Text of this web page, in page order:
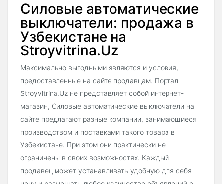
Силовые автоматические
выключатели: продажа в
Узбекистане на
Stroyvitrina.Uz
Максимально выгодными являются и условия,
предоставленные на сайте продавцам. Портал
Stroyvitrina.Uz не представляет собой интернет-
магазин, Силовые автоматические выключатели на
сайте предлагают разные компании, занимающиеся
производством и поставками такого товара в
Узбекистане. При этом они практически не
ограничены в своих возможностях. Каждый
продавец может устанавливать удобную для себя